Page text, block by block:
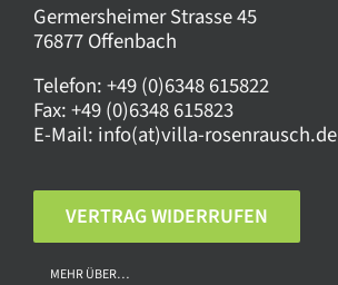
Germersheimer Strasse 45
76877 Offenbach
Telefon:+49 (0)6348 615822
Fax:+49 (0)6348 615823
E-Mail: info(at)villa-rosenrausch.de
VERTRAG WIDERRUFEN
MEHR ÜBER…